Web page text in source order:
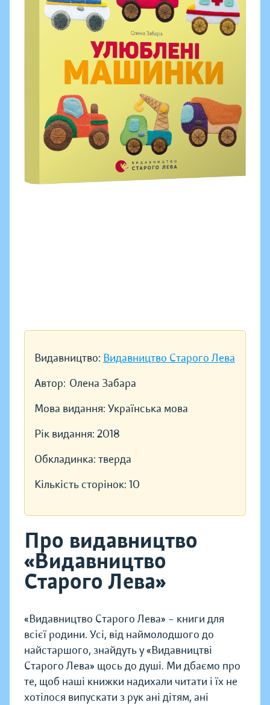
Видавництво: Видавництво Старого Лева
Автор: Олена Забара
Мова видання: Українська мова
Рік видання: 2018
Обкладинка: тверда
Кількість сторінок: 10
Про видавництво
«Видавництво
Старого Лева»
«Видавництво Старого Лева» – книги для
всієї родини. Усі, від наймолодшого до
найстаршого, знайдуть у «Видавництві
Старого Лева» щось до душі. Ми дбаємо про
те, щоб наші книжки надихали читати і їх не
хотілося випускати з рук ані дітям, ані